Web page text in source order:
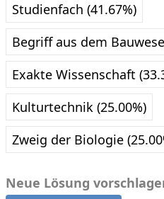
Studienfach (41.67%)
Begriff aus dem
Exakte Wissenschaft
Kulturtechnik (25.00%)
Zweig der Biologie
Neue Lösung